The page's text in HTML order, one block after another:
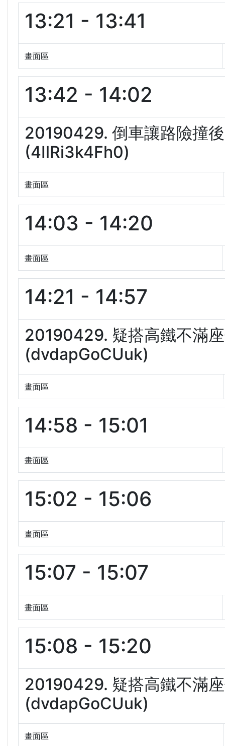
13:21 - 13:41
畫面區
13:42 - 14:02
20190429. 倒車讓路險撞
(4IlRi3k4Fh0)
畫面區
14:03 - 14:20
畫面區
14:21 - 14:57
20190429. 疑搭高鐵不滿
(dvdapGoCUuk)
畫面區
14:58 - 15:01
畫面區
15:02 - 15:06
畫面區
15:07 - 15:07
畫面區
15:08 - 15:20
20190429. 疑搭高鐵不滿
(dvdapGoCUuk)
畫面區